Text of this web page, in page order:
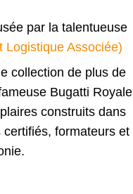
par la talentueuse
Logistique Associée)
collection de plus de
Bugatti Royale
construits dans
certifiés, formateurs et